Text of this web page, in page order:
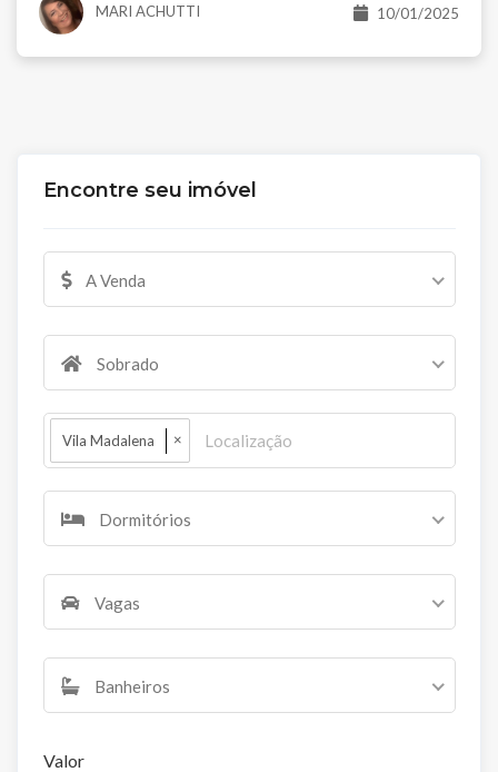
Encontre seu imóvel
A Venda
Sobrado
Vila Madalena ×
Dormitórios
Vagas
Banheiros
Valor
MARI ACHUTTI 10/01/2025